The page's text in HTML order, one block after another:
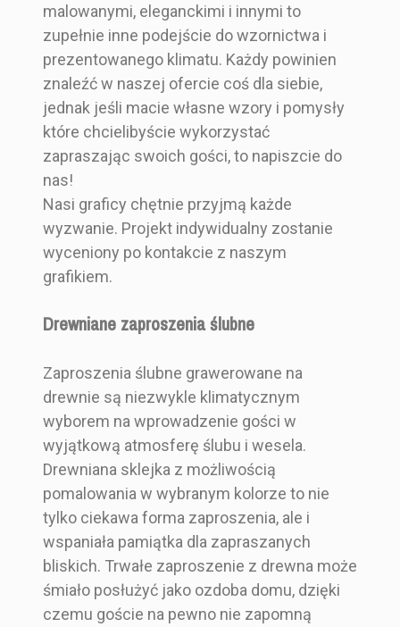
malowanymi, eleganckimi i innymi to
zupełnie inne podejście do wzornictwa i
prezentowanego klimatu. Każdy powinien
znaleźć w naszej ofercie coś dla siebie,
jednak jeśli macie własne wzory i pomysły
które chcielibyście wykorzystać
zapraszając swoich gości, to napiszcie do
nas!
Nasi graficy chętnie przyjmą każde
wyzwanie. Projekt indywidualny zostanie
wyceniony po kontakcie z naszym
grafikiem.
Drewniane zaproszenia ślubne
Zaproszenia ślubne grawerowane na
drewnie są niezwykle klimatycznym
wyborem na wprowadzenie gości w
wyjątkową atmosferę ślubu i wesela.
Drewniana sklejka z możliwością
pomalowania w wybranym kolorze to nie
tylko ciekawa forma zaproszenia, ale i
wspaniała pamiątka dla zapraszanych
bliskich. Trwałe zaproszenie z drewna może
śmiało posłużyć jako ozdoba domu, dzięki
czemu goście na pewno nie zapomną